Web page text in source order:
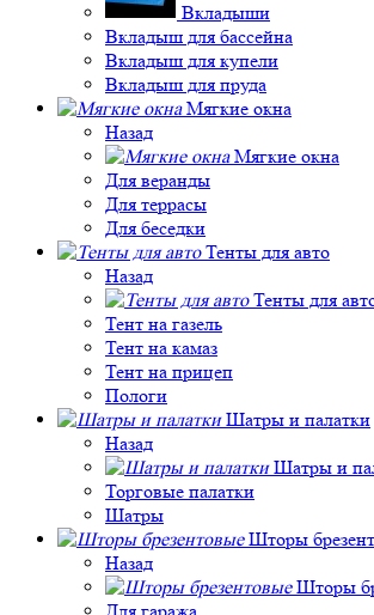
Вкладыши
Вкладыш для бассейна
Вкладыш для купели
Вкладыш для пруда
Мягкие окна
Назад
Мягкие окна
Для веранды
Для террасы
Для беседки
Тенты для авто
Назад
Тенты для
Тент на газель
Тент на камаз
Тент на прицеп
Пологи
Шатры и палатки
Назад
Шатры и
Торговые палатки
Шатры
Шторы
Назад
Шторы